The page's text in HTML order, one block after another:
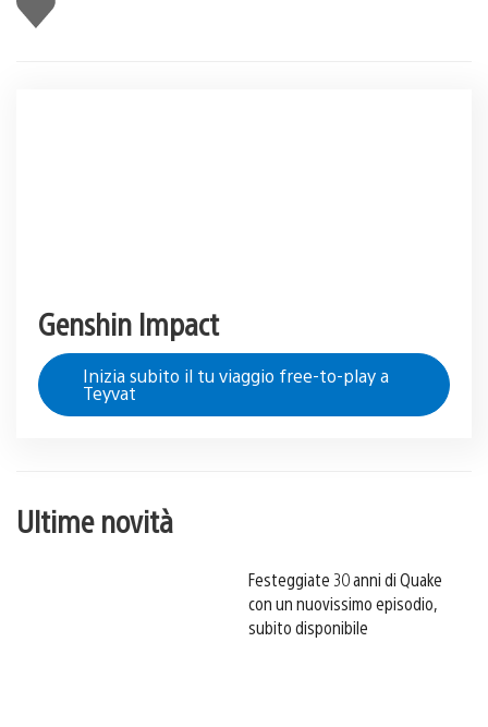
piace
Genshin Impact
Inizia subito il tu viaggio free-to-play a
Teyvat
Ultime novità
Festeggiate 30 anni di Quake
con un nuovissimo episodio,
subito disponibile